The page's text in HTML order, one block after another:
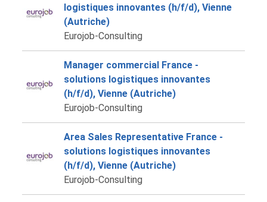
logistiques innovantes (h/f/d), Vienne
(Autriche)
Eurojob-Consulting
Manager commercial France -
solutions logistiques innovantes
(h/f/d), Vienne (Autriche)
Eurojob-Consulting
Area Sales Representative France -
solutions logistiques innovantes
(h/f/d), Vienne (Autriche)
Eurojob-Consulting